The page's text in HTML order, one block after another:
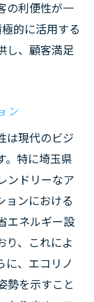
の利便性が一
的に活用する
し、顧客満足
ン
は現代のビジ
。特に埼玉県
ンドリーなア
ョンにおける
エネルギー設
り、これによ
に、エコリノ
勢を示すこと